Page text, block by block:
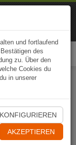
und fortlaufend
des
zu. Über den
Cookies du
in unserer
KONFIGURIEREN
AKZEPTIEREN